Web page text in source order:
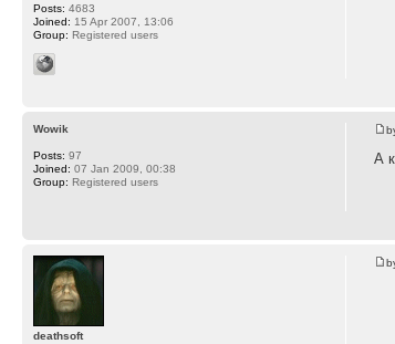
Posts: 4683
Joined: 15 Apr 2007, 13:06
Group: Registered users
А
Wowik
Posts: 97
Joined: 07 Jan 2009, 00:38
Group: Registered users
deathsoft